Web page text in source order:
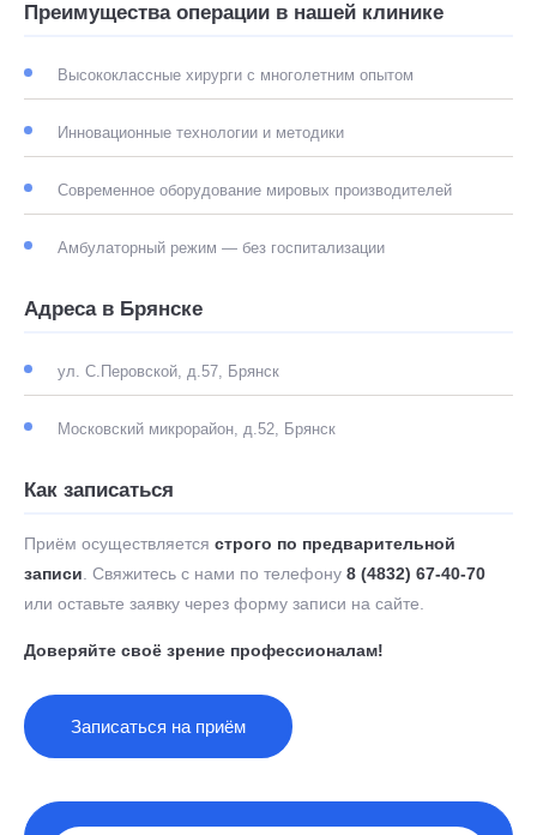
Преимущества операции в нашей клинике
Высококлассные хирурги с многолетним опытом
Инновационные технологии и методики
Современное оборудование мировых производителей
Амбулаторный режим — без госпитализации
Адреса в Брянске
ул. С.Перовской, д.57, Брянск
Московский микрорайон, д.52, Брянск
Как записаться
Приём осуществляется строго по предварительной
записи . Свяжитесь с нами по телефону 8 (4832) 67-40-70
или оставьте заявку через форму записи на сайте.
Доверяйте своё зрение профессионалам!
Записаться на приём